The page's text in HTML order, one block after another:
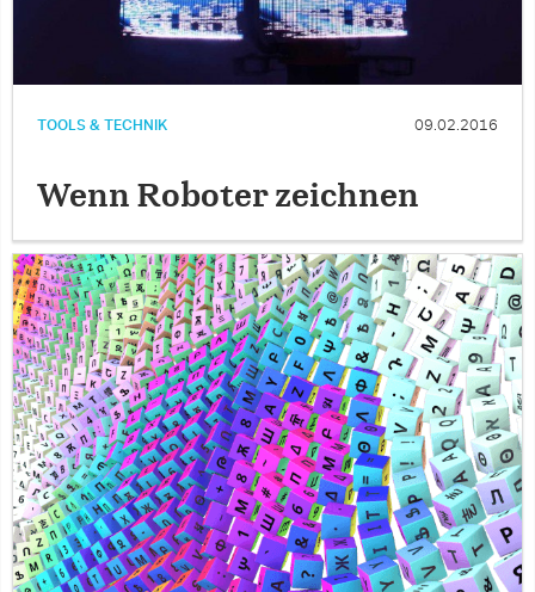
TOOLS & TECHNIK 09.02.2016
Wenn Roboter zeichnen